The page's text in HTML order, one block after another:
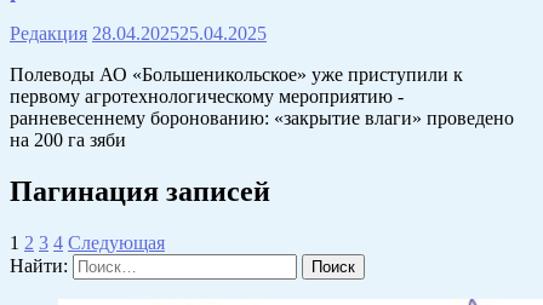
Редакция 28.04.202525.04.2025
Полеводы АО «Большеникольское» уже приступили к
первому агротехнологическому мероприятию -
ранневесеннему боронованию: «закрытие влаги» проведено
на 200 га зяби
Пагинация записей
1 2 3 4 Следующая
Найти: